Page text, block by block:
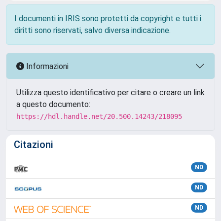
I documenti in IRIS sono protetti da copyright e tutti i
diritti sono riservati, salvo diversa indicazione.
Informazioni
Utilizza questo identificativo per citare o creare un link
a questo documento:
https://hdl.handle.net/20.500.14243/218095
Citazioni
ND
ND
ND